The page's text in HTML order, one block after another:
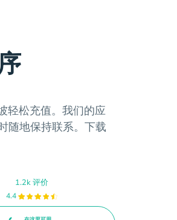
轻松充值。我们的应
随地保持联系。下载
1.2k 评价
4.4